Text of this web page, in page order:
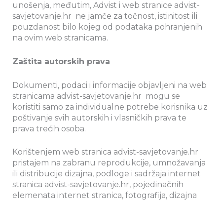
unošenja, međutim, Advist i web stranice advist-
savjetovanje.hr ne jamče za točnost, istinitost ili
pouzdanost bilo kojeg od podataka pohranjenih
na ovim web stranicama.
Zaštita autorskih prava
Dokumenti, podaci i informacije objavljeni na web
stranicama advist-savjetovanje.hr mogu se
koristiti samo za individualne potrebe korisnika uz
poštivanje svih autorskih i vlasničkih prava te
prava trećih osoba.
Korištenjem web stranica advist-savjetovanje.hr
pristajem na zabranu reprodukcije, umnožavanja
ili distribucije dizajna, podloge i sadržaja internet
stranica advist-savjetovanje.hr, pojedinačnih
elemenata internet stranica, fotografija, dizajna